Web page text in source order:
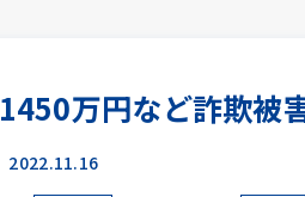
万円など詐欺
2022.11.16